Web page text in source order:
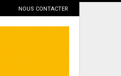
NOUS CONTACTER